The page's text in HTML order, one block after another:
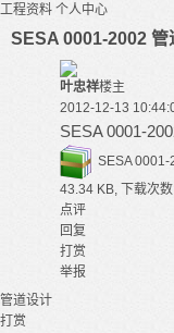
工程资料 个人中心
SESA 0001-2002 管
叶忠祥楼主
2012-12-13
SESA 0001-
SESA 0001-
43.34 KB, 下载次
点评
回复
打赏
举报
管道设计
打赏